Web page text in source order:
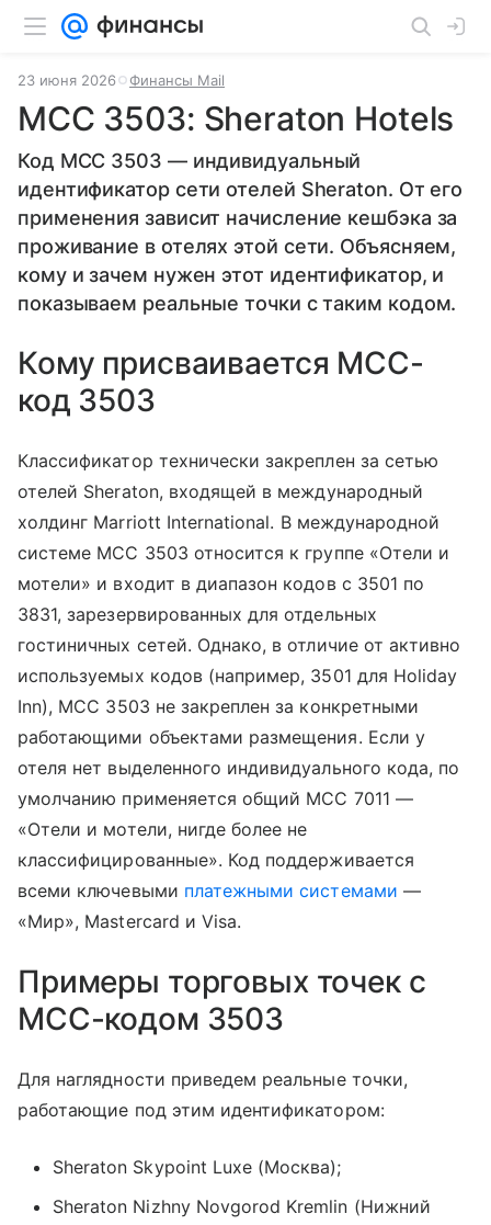
23 июня 2026 Финансы Mail
MCC 3503: Sheraton Hotels
Код MCC 3503 — индивидуальный
идентификатор сети отелей Sheraton. От его
применения зависит начисление кешбэка за
проживание в отелях этой сети. Объясняем,
кому и зачем нужен этот идентификатор, и
показываем реальные точки с таким кодом.
Кому присваивается MCC-
код 3503
Классификатор технически закреплен за сетью
отелей Sheraton, входящей в международный
холдинг Marriott International. В международной
системе MCC 3503 относится к группе «Отели и
мотели» и входит в диапазон кодов с 3501 по
3831, зарезервированных для отдельных
гостиничных сетей. Однако, в отличие от активно
используемых кодов (например, 3501 для Holiday
Inn), MCC 3503 не закреплен за конкретными
работающими объектами размещения. Если у
отеля нет выделенного индивидуального кода, по
умолчанию применяется общий MCC 7011 —
«Отели и мотели, нигде более не
классифицированные». Код поддерживается
всеми ключевыми платежными системами —
«Мир», Mastercard и Visa.
Примеры торговых точек с
MCC-кодом 3503
Для наглядности приведем реальные точки,
работающие под этим идентификатором:
Sheraton Skypoint Luxe (Москва);
Sheraton Nizhny Novgorod Kremlin (Нижний